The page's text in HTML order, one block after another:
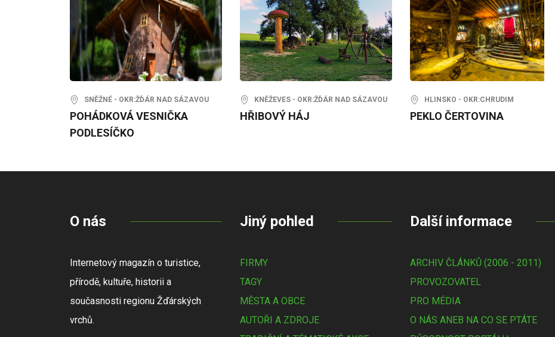
SNĚŽNÉ - OKR:ŽĎÁR NAD SÁZAVOU
POHÁDKOVÁ VESNIČKA
PODLESÍČKO
KNĚŽEVES - OKR:ŽĎÁR NAD SÁZAVOU
HŘIBOVÝ HÁJ
HLINSKO - OKR:CHRUDIM
PEKLO ČERTOVINA
O nás
Internetový magazín o turistice,
přírodě, kultuře, historii a
současnosti regionu Žďárských
vrchů.
Jiný pohled
FIRMY
TAGY
MĚSTA A OBCE
AUTOŘI A ZDROJE
Další informace
ARCHIV ČLÁNKŮ (2006 - 2011)
PROVOZOVATEL
PRO MÉDIA
O NÁS ANEB NA CO SE PTÁTE